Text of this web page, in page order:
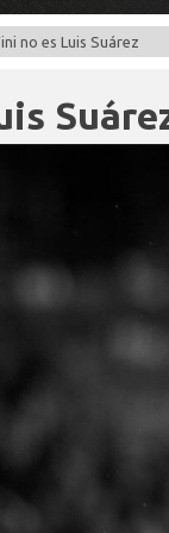
no es Luis Suárez